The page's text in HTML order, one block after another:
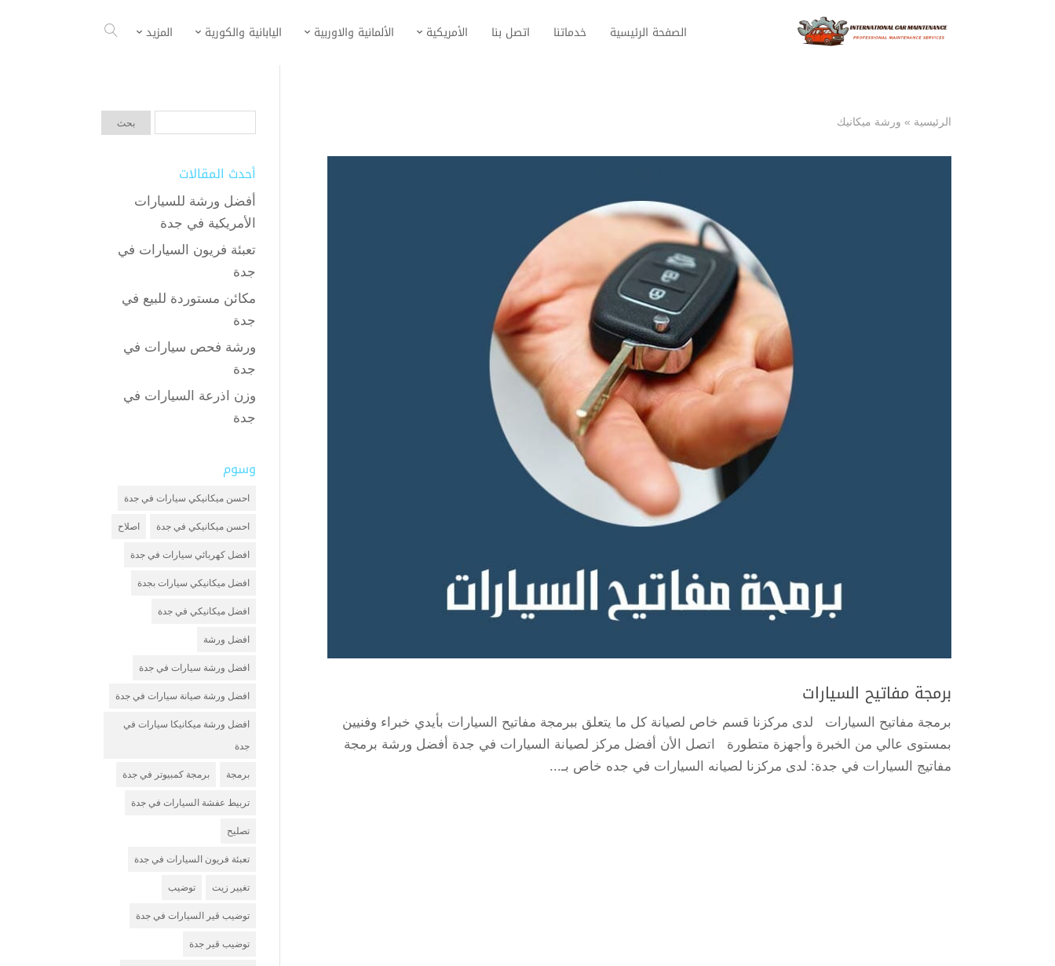
الصفحة الرئيسية خدماتنا اتصل بنا الأمريكية الألمانية والاوربية اليابانية والكورية المزيد
الرئيسية » ورشة ميكانيك
برمجة مفاتيح السيارات
برمجة مفاتيح السيارات لدى مركزنا قسم خاص لصيانة كل ما يتعلق ببرمجة مفاتيح السيارات بأيدي خبراء وفنيين
بمستوى عالي من الخبرة وأجهزة متطورة اتصل الأن أفضل مركز لصيانة السيارات في جدة أفضل ورشة برمجة
مفاتيج السيارات في جدة: لدى مركزنا لصيانه السيارات في جده خاص بـ...
أحدث المقالات
أفضل ورشة للسيارات
الأمريكية في جدة
تعبئة فريون السيارات في
جدة
مكائن مستوردة للبيع في
جدة
ورشة فحص سيارات في
جدة
وزن اذرعة السيارات في
جدة
وسوم
احسن ميكانيكي سيارات في جدة
احسن ميكانيكي في جدة اصلاح
افضل كهربائي سيارات في جدة
افضل ميكانيكي سيارات بجدة
افضل ميكانيكي في جدة
افضل ورشة
افضل ورشة سيارات في جدة
افضل ورشة صيانة سيارات في جدة
افضل ورشة ميكانيكا سيارات في
جدة
برمجة برمجة كمبيوتر في جدة
تربيط عفشة السيارات في جدة
تصليح
تعبئة فريون السيارات في جدة
تغيير زيت توضيب
توضيب قير السيارات في جدة
توضيب قير جدة